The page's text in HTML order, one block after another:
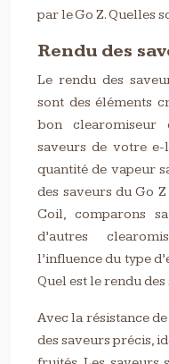
par le Go Z. Quelles
Rendu des
Le rendu des
sont des éléments
bon clearomiseur
saveurs de votre
quantité de vapeur
des saveurs du Go
Coil, comparons
d’autres
l’influence du type
Quel est le rendu des
Avec la résistance
des saveurs précis,